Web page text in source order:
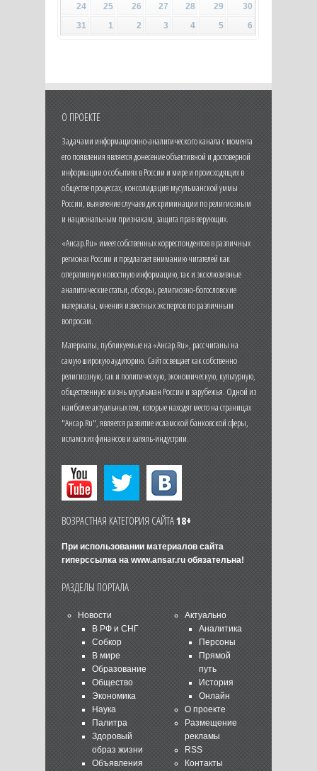
24
25 26 27 28 29
30
31
1 2 3 4 5 6
О ПРОЕКТЕ
Задачами информационно-аналитического канала с момента
его появления является донесение объективной и достоверной
информации о событиях в России и мире и происходящих в
обществе процессах, консолидация мусульманской уммы
России, выявление случаев дискриминации по религиозным
и национальным признакам, защита прав верующих.
«Ансар.Ru» имеет собственных корреспондентов в различных
регионах России и предлагает вниманию читателей как
оперативную новостную информацию, так и эксклюзивные
аналитические статьи, обзоры, религиозно-богословские
материалы, мнения известных экспертов по различным
вопросам.
Материалы, публикуемые на «Ансар.Ru», рассчитаны на
самую широкую аудиторию. Сайт освещает как собственно
религиозную, так и политическую, экономическую, культурную,
общественную жизнь мусульман России и зарубежья. Одной из
наиболее актуальных тем, которые находят место на страницах
"Ансар.Ru", является развитие исламской банковской сферы,
исламских финансов и халяль-индустрии.
ВОЗРАСТНАЯ КАТЕГОРИЯ САЙТА18+
При использовании материалов сайта
гиперссылка на www.ansar.ruобязательна!
РАЗДЕЛЫ ПОРТАЛА
Новости
В РФ и СНГ
Собкор
В мире
Образование
Общество
Экономика
Наука
Палитра
Здоровый
образ жизни
Объявления
Актуально
Аналитика
Персоны
Прямой
путь
История
Онлайн
О проекте
Размещение
рекламы
RSS
Контакты